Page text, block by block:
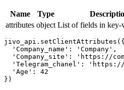
Name Type
attributes object List of fields in key-
jivo_api.setClientAttributes({
  'Company_name': 'Company',
'Company_site': 'https://
'Telegram_chanel':
  'Age': 42